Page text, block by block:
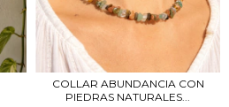
COLLAR ABUNDANCIA CON
PIEDRAS NATURALES...